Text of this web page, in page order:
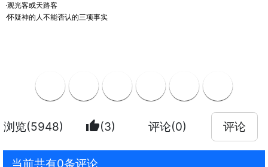
·观光客或天路客
·怀疑神的人不能否认的三项事实
浏览(5948) thumb_up(3) 评论(0) 评论
当前共有0条评论